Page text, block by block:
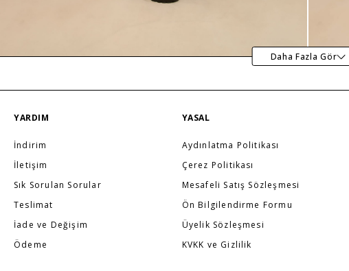
Daha Fazla Gör
YARDIM
İndirim
İletişim
Sık Sorulan Sorular
Teslimat
İade ve Değişim
Ödeme
YASAL
Aydınlatma Politikası
Çerez Politikası
Mesafeli Satış Sözleşmesi
Ön Bilgilendirme Formu
Üyelik Sözleşmesi
KVKK ve Gizlilik